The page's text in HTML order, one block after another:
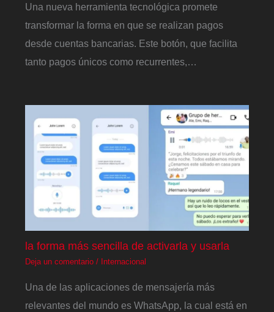
Una nueva herramienta tecnológica promete
transformar la forma en que se realizan pagos
desde cuentas bancarias. Este botón, que facilita
tanto pagos únicos como recurrentes,…
la forma más sencilla de activarla y usarla
Deja un comentario / Internacional
Una de las aplicaciones de mensajería más
relevantes del mundo es WhatsApp, la cual está en